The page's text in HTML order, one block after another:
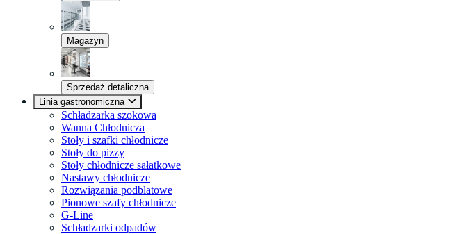
Magazyn
Sprzedaż detaliczna
Linia gastronomiczna
Schładzarka szokowa
Wanna Chłodnicza
Stoły i szafki chłodnicze
Stoły do pizzy
Stoły chłodnicze sałatkowe
Nastawy chłodnicze
Rozwiązania podblatowe
Pionowe szafy chłodnicze
G-Line
Schładzarki odpadów